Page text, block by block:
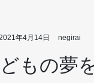
年4月14日 negirai
もの夢